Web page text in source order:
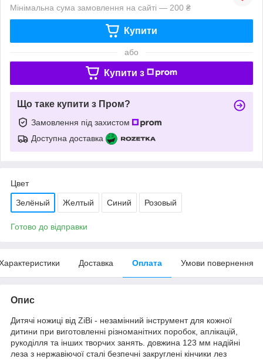
Мінімальна сума замовлення на сайті — 200 ₴
Купити
або
Купити з
Що таке купити з Пром?
Замовлення під захистом
Доступна доставка
Цвет
Зелёный Желтый Синий Розовый
Готово до відправки
Доставка Оплата Умови повернення
Опис
Дитячі ножиці від ZiBi - незамінний інструмент для кожної
дитини при виготовленні різноманітних поробок, аплікацій,
рукоділля та інших творчих занять. довжина 123 мм надійні
леза з нержавіючої сталі безпечні закруглені кінчики лез